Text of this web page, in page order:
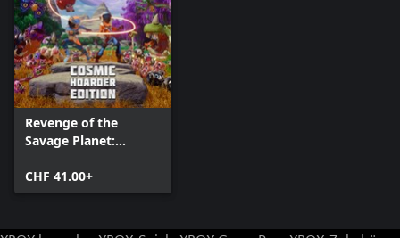
Revenge of the
Savage Planet:
Edition
CHF 41.00+